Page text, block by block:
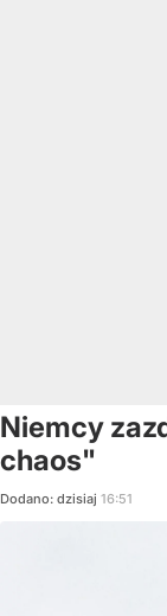
Niemcy
chaos"
Dodano: dzisiaj 16:51